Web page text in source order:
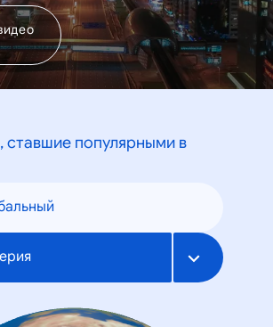
ставшие популярными в